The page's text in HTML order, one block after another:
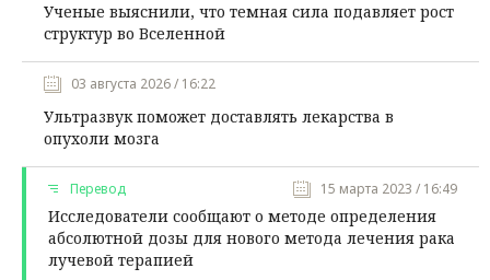
Ученые выяснили, что темная сила подавляет рост
структур во Вселенной
03 августа 2026 / 16:22
Ультразвук поможет доставлять лекарства в
опухоли мозга
Перевод 15 марта 2023 / 16:49
Исследователи сообщают о методе определения
абсолютной дозы для нового метода лечения рака
лучевой терапией